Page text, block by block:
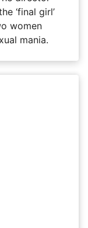
‘final girl’
women
mania.